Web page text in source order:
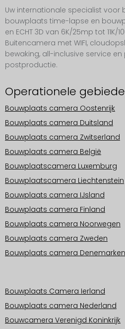
Uw internationale specialist
bouwplaats time-lapse en
en ECHT 3D van 6K/25mp tot 11K/
Buitencamera met WIFI,
bewaking, all-inclusive service
postproductie.
Operationele
Bouwplaats camera Oostenrijk
Bouwplaats camera Duitsland
Bouwplaats camera Zwitserland
Bouwplaats camera België
Bouwplaatscamera Luxemburg
Bouwplaatscamera Liechtenstein
Bouwplaats camera IJsland
Bouwplaats camera Finland
Bouwplaats camera Noorwegen
Bouwplaats camera Zweden
Bouwplaats camera Denemarken
Bouwplaats Camera Ierland
Bouwplaats camera Nederland
Bouwcamera Verenigd Koninkrijk